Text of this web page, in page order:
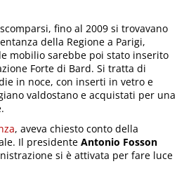
fino al 2009 si trovavano
della Regione a Parigi,
mobilio sarebbe poi stato inserito
Forte di Bard. Si tratta di
in noce, con inserti in vetro e
valdostano e acquistati per una
, aveva chiesto conto della
Il presidenteAntonio Fosson
si è attivata per fare luce